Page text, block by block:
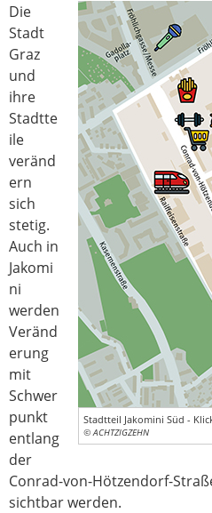
Stadtteil Jakomini Süd -
© ACHTZIGZEHN
Die
Stadt
Graz
und
ihre
Stadtte
ile
veränd
ern
sich
stetig.
Auch in
Jakomi
ni
werden
Veränd
erung
mit
Schwer
punkt
entlang
der
Conrad-von-Hötzendorf-
sichtbar werden.